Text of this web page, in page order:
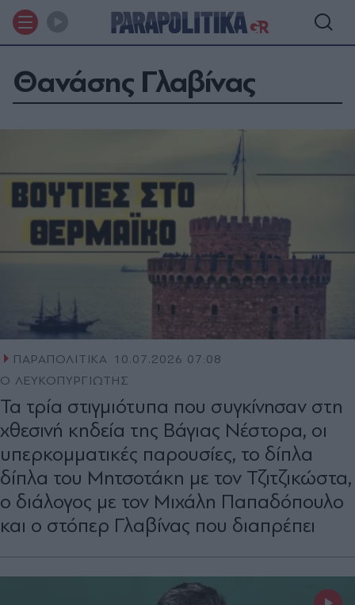
Θανάσης Γλαβίνας
ΠΑΡΑΠΟΛΙΤΙΚΑ 10.07.2026 07:08
Ο ΛΕΥΚΟΠΥΡΓΙΩΤΗΣ
Τα τρία στιγμιότυπα που συγκίνησαν στη
χθεσινή κηδεία της Βάγιας Νέστορα, οι
υπερκομματικές παρουσίες, το δίπλα
δίπλα του Μητσοτάκη με τον Τζιτζικώστα,
ο διάλογος με τον Μιχάλη Παπαδόπουλο
και ο στόπερ Γλαβίνας που διαπρέπει